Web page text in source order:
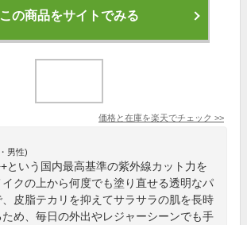
この商品をサイトでみる
価格と在庫を楽天でチェック >>
男性)
という国内最高基準の紫外線カット力を
クの上から何度でも塗り直せる透明なパ
皮脂テカリを抑えてサラサラの肌を長時
め、毎日の外出やレジャーシーンでも手